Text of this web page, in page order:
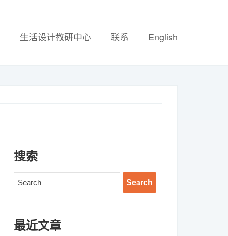
生活设计教研中心 联系 English
搜索
最近文章